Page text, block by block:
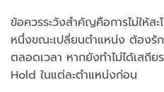
ข้อควรระวังสำคัญคือการไม่ให้ส
หนึ่งขณะเปลี่ยนตำแหน่ง ต้องรั
ตลอดเวลา หากยังทำไม่ได้เสถีย
Hold ในแต่ละตำแหน่งก่อน